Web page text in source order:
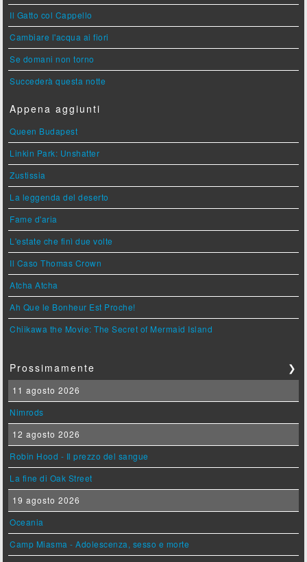
Il Gatto col Cappello
Cambiare l'acqua ai fiori
Se domani non torno
Succederà questa notte
Appena aggiunti
Queen Budapest
Linkin Park: Unshatter
Zustissia
La leggenda del deserto
Fame d'aria
L'estate che finì due volte
Il Caso Thomas Crown
Atcha Atcha
Ah Que le Bonheur Est Proche!
Chiikawa the Movie: The Secret of Mermaid Island
Prossimamente ❯
11 agosto 2026
Nimrods
12 agosto 2026
Robin Hood - Il prezzo del sangue
La fine di Oak Street
19 agosto 2026
Oceania
Camp Miasma - Adolescenza, sesso e morte